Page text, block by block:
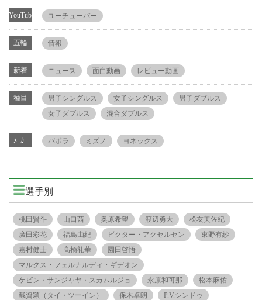
YouTube ユーチューバー
五輪 情報
新着 ニュース 面白動画 レビュー動画
種目 男子シングルス 女子シングルス
男子ダブルス
女子ダブルス
混合ダブルス
ﾒｰｶｰ バボラ ミズノ ヨネックス
選手別
桃田賢斗 山口茜 奥原希望 渡辺勇大
松友美佐紀
廣田彩花
福島由紀 ビクター・アクセルセン
東野有紗
嘉村健士
髙橋礼華
園田啓悟
マルクス・フェルナルディ・ギデオン
ケビン・サンジャヤ・スカムルジョ
永原和可那
松本麻佑
戴資穎（タイ・ツーイン）
保木卓朗
P.V.シンドゥ